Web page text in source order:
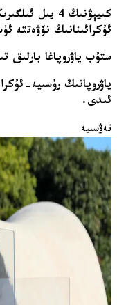
كىيېۋنىڭ 4
ئۇكرائىنانىڭ نۆۋەتتە
ستۇب ياۋروپاغا بارلىق
ياۋروپانىڭ رۇسىيە-
ئىدى.
تەۋسىيە